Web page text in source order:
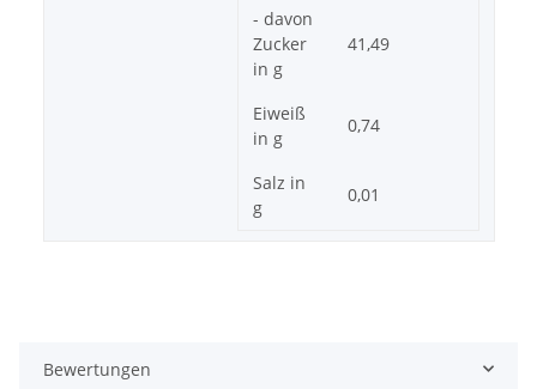
- davon
Zucker
in g
41,49
Eiweiß
in g
0,74
Salz in
g
0,01
Bewertungen